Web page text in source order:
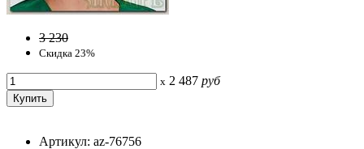
3 230
Скидка 23%
x 2 487 руб
Артикул: az-76756